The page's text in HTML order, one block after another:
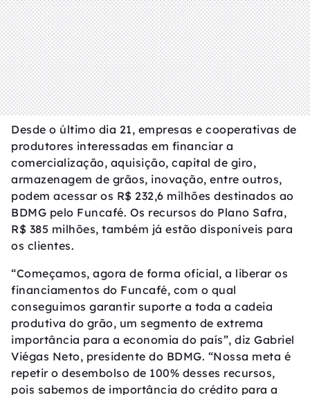
Desde o último dia 21, empresas e cooperativas de
produtores interessadas em financiar a
comercialização, aquisição, capital de giro,
armazenagem de grãos, inovação, entre outros,
podem acessar os R$ 232,6 milhões destinados ao
BDMG pelo Funcafé. Os recursos do Plano Safra,
R$ 385 milhões, também já estão disponíveis para
os clientes.
“Começamos, agora de forma oficial, a liberar os
financiamentos do Funcafé, com o qual
conseguimos garantir suporte a toda a cadeia
produtiva do grão, um segmento de extrema
importância para a economia do país”, diz Gabriel
Viégas Neto, presidente do BDMG. “Nossa meta é
repetir o desembolso de 100% desses recursos,
pois sabemos de importância do crédito para a